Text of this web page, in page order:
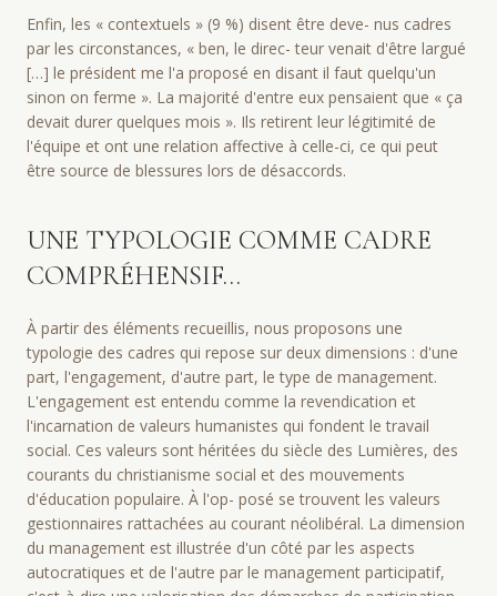
Enfin, les « contextuels » (9 %) disent être deve- nus cadres
par les circonstances, « ben, le direc- teur venait d'être largué
[…] le président me l'a proposé en disant il faut quelqu'un
sinon on ferme ». La majorité d'entre eux pensaient que « ça
devait durer quelques mois ». Ils retirent leur légitimité de
l'équipe et ont une relation affective à celle-ci, ce qui peut
être source de blessures lors de désaccords.
UNE TYPOLOGIE COMME CADRE
COMPRÉHENSIF…
À partir des éléments recueillis, nous proposons une
typologie des cadres qui repose sur deux dimensions : d'une
part, l'engagement, d'autre part, le type de management.
L'engagement est entendu comme la revendication et
l'incarnation de valeurs humanistes qui fondent le travail
social. Ces valeurs sont héritées du siècle des Lumières, des
courants du christianisme social et des mouvements
d'éducation populaire. À l'op- posé se trouvent les valeurs
gestionnaires rattachées au courant néolibéral. La dimension
du management est illustrée d'un côté par les aspects
autocratiques et de l'autre par le management participatif,